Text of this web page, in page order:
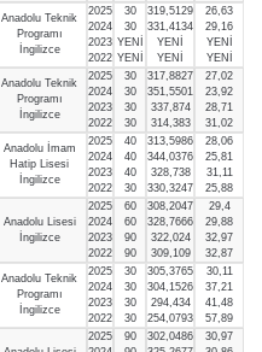
Anadolu Teknik
Programı
İngilizce
2025
2024
2023
2022
30
30
YENİ
YENİ
319,5129
331,4134
YENİ
YENİ
26,63
29,16
YENİ
YENİ
Anadolu Teknik
Programı
İngilizce
2025
2024
2023
2022
30
30
30
30
317,8827
351,5501
337,874
314,383
27,02
23,92
28,71
31,02
Anadolu İmam
Hatip Lisesi
İngilizce
2025
2024
2023
2022
40
40
40
30
313,5986
344,0376
328,738
330,3247
28,06
25,81
31,11
25,88
Anadolu Lisesi
İngilizce
2025
2024
2023
2022
60
60
90
90
308,2047
328,7666
322,024
309,109
29,4
29,88
32,97
32,87
Anadolu Teknik
Programı
İngilizce
2025
2024
2023
2022
30
30
30
30
305,3765
304,1526
294,434
254,0793
30,11
37,21
41,48
57,89
2025
90
302,0486
30,97